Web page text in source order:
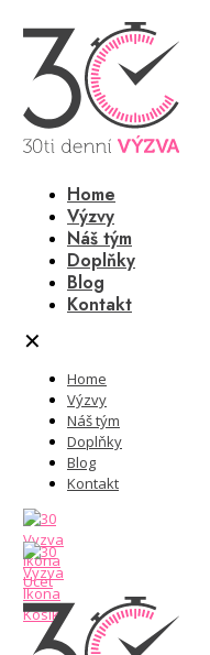
Home
Výzvy
Náš tým
Doplňky
Blog
Kontakt
✕
Home
Výzvy
Náš tým
Doplňky
Blog
Kontakt